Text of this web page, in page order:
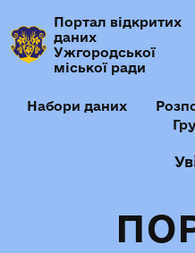
Портал відкритих
даних
Ужгородської
міської ради
Набори даних